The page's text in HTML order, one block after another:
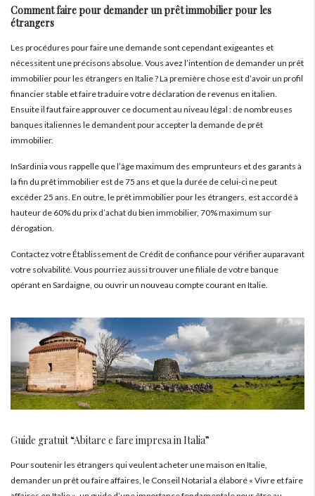
Comment faire pour demander un prêt immobilier pour les
étrangers
Les procédures pour faire une demande sont cependant exigeantes et
nécessitent une précisons absolue. Vous avez l’intention de demander un prêt
immobilier pour les étrangers en Italie ? La première chose est d’avoir un profil
financier stable et faire traduire votre déclaration de revenus en italien.
Ensuite il faut faire approuver ce document au niveau légal : de nombreuses
banques italiennes le demandent pour accepter la demande de prêt
immobilier.
InSardinia vous rappelle que l’âge maximum des emprunteurs et des garants à
la fin du prêt immobilier est de 75 ans et que la durée de celui-ci ne peut
excéder 25 ans. En outre, le prêt immobilier pour les étrangers, est accordé à
hauteur de 60% du prix d’achat du bien immobilier, 70% maximum sur
dérogation.
Contactez votre Établissement de Crédit de confiance pour vérifier auparavant
votre solvabilité. Vous pourriez aussi trouver une filiale de votre banque
opérant en Sardaigne, ou ouvrir un nouveau compte courant en Italie.
Guide gratuit “Abitare e fare impresa in Italia”
Pour soutenir les étrangers qui veulent acheter une maison en Italie,
demander un prêt ou faire affaires, le Conseil Notarial a élaboré « Vivre et faire